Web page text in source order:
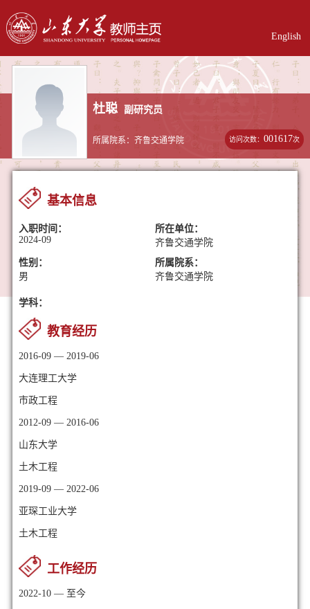
English
杜聪 副研究员
所属院系：齐鲁交通学院 访问次数：001617次
基本信息
入职时间：
2024-09
所在单位：
齐鲁交通学院
性别：
男
所属院系：
齐鲁交通学院
学科：
教育经历
2016-09 — 2019-06
大连理工大学
市政工程
2012-09 — 2016-06
山东大学
土木工程
2019-09 — 2022-06
亚琛工业大学
土木工程
工作经历
2022-10 — 至今